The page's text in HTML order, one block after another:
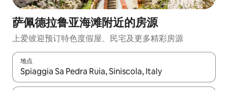
萨佩德拉鲁亚海滩附近的房源
上爱彼迎预订特色度假屋、民宅及更多精彩房源
地点
如有搜索结果，请使用上下方向键查看，或通过点击或滑动手势